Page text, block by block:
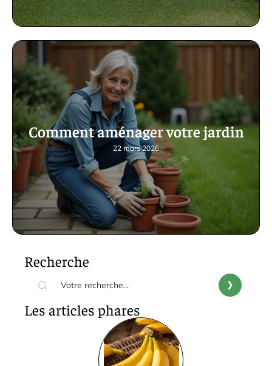
Comment aménager votre jardin
22 mars 2026
Recherche
Les articles phares